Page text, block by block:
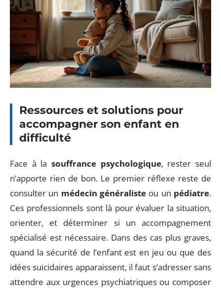
Ressources et solutions pour
accompagner son enfant en
difficulté
Face à la souffrance psychologique, rester seul
n’apporte rien de bon. Le premier réflexe reste de
consulter un médecin généraliste ou un pédiatre.
Ces professionnels sont là pour évaluer la situation,
orienter, et déterminer si un accompagnement
spécialisé est nécessaire. Dans des cas plus graves,
quand la sécurité de l’enfant est en jeu ou que des
idées suicidaires apparaissent, il faut s’adresser sans
attendre aux urgences psychiatriques ou composer